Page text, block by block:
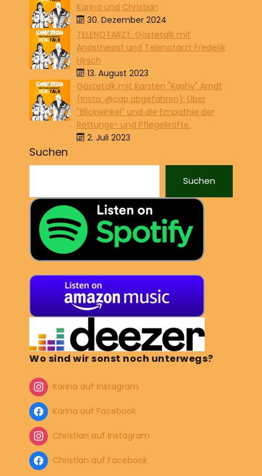
Karina und Christian
30. Dezember 2024
TELENOTARZT: Gästetalk mit
Anästhesist und Telenotarzt Frederik
Hirsch
13. August 2023
Gästetalk mit Karsten "Kashy" Arndt
(Insta: @cap.abgefahren): Über
"Blickwinkel" und die Empathie der
Rettungs- und Pflegekräfte.
2. Juli 2023
Suchen
Suchen
Wo sind wir sonst noch unterwegs?
Karina auf Instagram
Karina auf Facebook
Christian auf Instagram
Christian auf Facebook